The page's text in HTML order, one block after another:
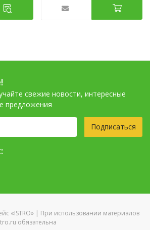
свежие новости, интересные
предложения
Подписаться
«ISTRO» | При использовании материалов
обязательна